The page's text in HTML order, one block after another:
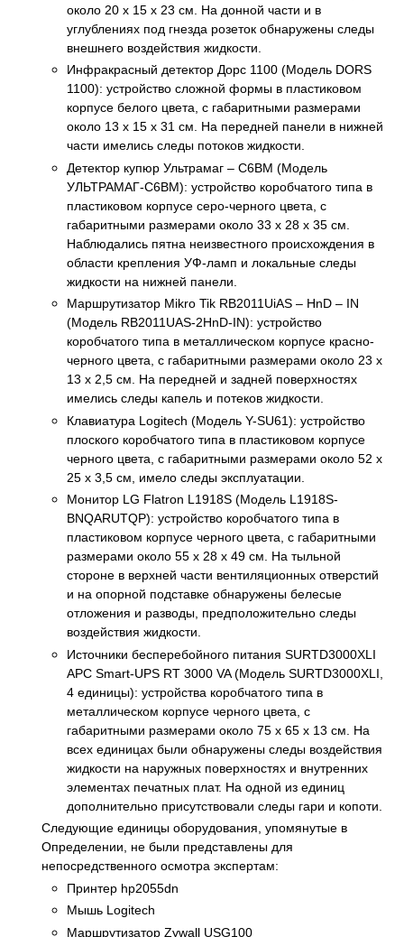
около 20 x 15 x 23 см. На донной части и в
углублениях под гнезда розеток обнаружены следы
внешнего воздействия жидкости.
Инфракрасный детектор Дорс 1100 (Модель DORS
1100): устройство сложной формы в пластиковом
корпусе белого цвета, с габаритными размерами
около 13 x 15 x 31 см. На передней панели в нижней
части имелись следы потоков жидкости.
Детектор купюр Ультрамаг – С6ВМ (Модель
УЛЬТРАМАГ-С6ВМ): устройство коробчатого типа в
пластиковом корпусе серо-черного цвета, с
габаритными размерами около 33 x 28 x 35 см.
Наблюдались пятна неизвестного происхождения в
области крепления УФ-ламп и локальные следы
жидкости на нижней панели.
Маршрутизатор Mikro Tik RB2011UiAS – HnD – IN
(Модель RB2011UAS-2HnD-IN): устройство
коробчатого типа в металлическом корпусе красно-
черного цвета, с габаритными размерами около 23 x
13 x 2,5 см. На передней и задней поверхностях
имелись следы капель и потеков жидкости.
Клавиатура Logitech (Модель Y-SU61): устройство
плоского коробчатого типа в пластиковом корпусе
черного цвета, с габаритными размерами около 52 x
25 x 3,5 см, имело следы эксплуатации.
Монитор LG Flatron L1918S (Модель L1918S-
BNQARUTQP): устройство коробчатого типа в
пластиковом корпусе черного цвета, с габаритными
размерами около 55 x 28 x 49 см. На тыльной
стороне в верхней части вентиляционных отверстий
и на опорной подставке обнаружены белесые
отложения и разводы, предположительно следы
воздействия жидкости.
Источники бесперебойного питания SURTD3000XLI
APC Smart-UPS RT 3000 VA (Модель SURTD3000XLI,
4 единицы): устройства коробчатого типа в
металлическом корпусе черного цвета, с
габаритными размерами около 75 x 65 x 13 см. На
всех единицах были обнаружены следы воздействия
жидкости на наружных поверхностях и внутренних
элементах печатных плат. На одной из единиц
дополнительно присутствовали следы гари и копоти.
Следующие единицы оборудования, упомянутые в
Определении, не были представлены для
непосредственного осмотра экспертам:
Принтер hp2055dn
Мышь Logitech
Маршрутизатор Zywall USG100